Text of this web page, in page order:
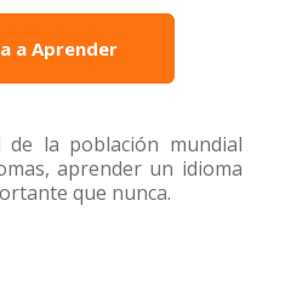
a Aprender
la población mundial
aprender un idioma
que nunca.